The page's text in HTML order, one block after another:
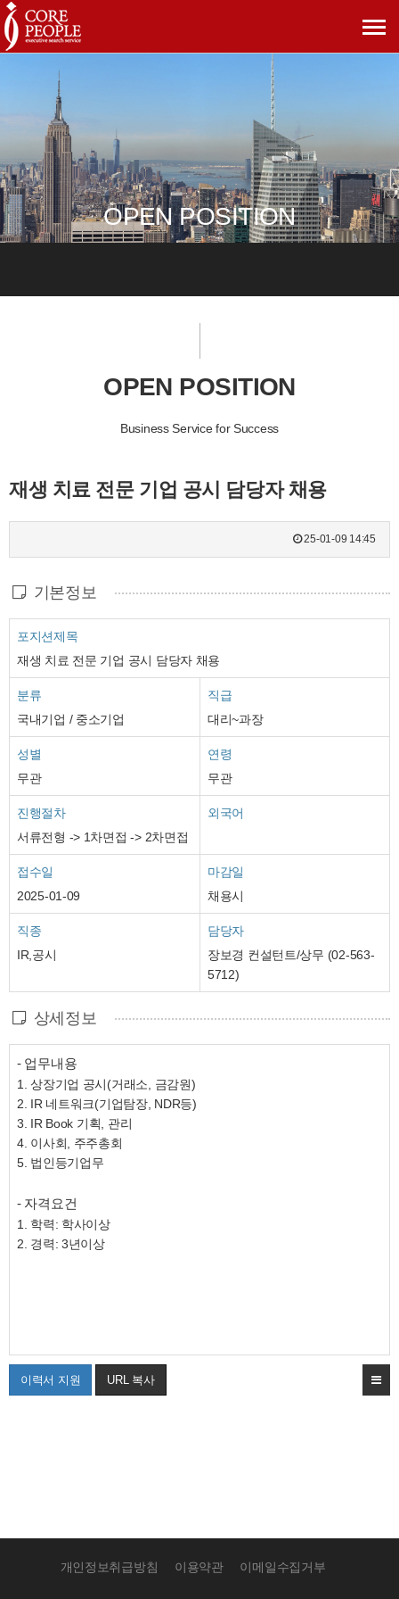
메
OPEN POSITION
OPEN POSITION
Business Service for Success
재생 치료 전문 기업 공시 담당자 채용
25-01-09 14:45
기본정보
포지션제목
재생 치료 전문 기업 공시 담당자 채용
분류
국내기업 / 중소기업
직급
대리~과장
성별
무관
연령
무관
진행절차
서류전형 -> 1차면접 -> 2차면접
외국어
접수일
2025-01-09
마감일
채용시
직종
IR,공시
담당자
장보경 컨설턴트/상무 (02-563-
5712)
상세정보
- 업무내용
1. 상장기업 공시(거래소, 금감원)
2. IR 네트워크(기업탐장, NDR등)
3. IR Book 기획, 관리
4. 이사회, 주주총회
5. 법인등기업무
- 자격요건
1. 학력: 학사이상
2. 경력: 3년이상
이력서 지원 URL 복사
개인정보취급방침 이용약관 이메일수집거부